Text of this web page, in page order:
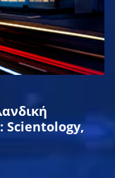
Scientology,